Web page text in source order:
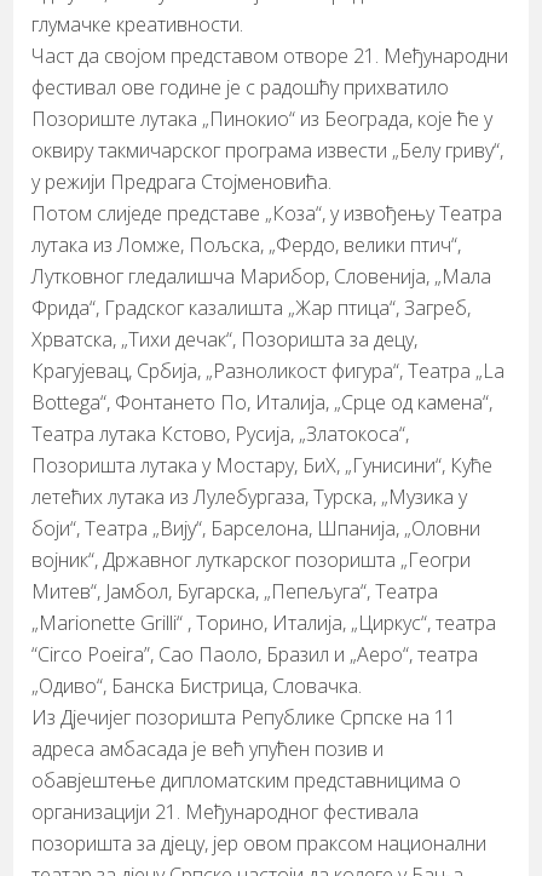
глумачкe креативности.
Част да својом представом отворе 21. Међународни
фестивал ове године је с радошћу прихватило
Позориште лутака „Пинокио“ из Београда, које ће у
оквиру такмичарског програма извести „Белу гриву“,
у режији Предрага Стојменовића.
Потом слиједе представе „Коза“, у извођењу Театра
лутака из Ломжe, Пољска, „Фердо, велики птич“,
Лутковног гледалишча Марибор, Словенија, „Мала
Фрида“, Градског казалишта „Жар птица“, Загреб,
Хрватска, „Тихи дечак“, Позоришта за децу,
Крагујевац, Србија, „Разноликост фигура“, Театра „La
Bottega“, Фонтането По, Италија, „Срце од камена“,
Театра лутака Кстово, Русија, „Златокоса“,
Позоришта лутака у Мостару, БиХ, „Гунисини“, Куће
летећих лутака из Лулебургаза, Турска, „Музика у
боји“, Театра „Вију“, Барселона, Шпанија, „Оловни
војник“, Државног луткарског позоришта „Геогри
Митев“, Јамбол, Бугарска, „Пепељуга“, Театра
„Marionette Grilli“ , Торино, Италија, „Циркус“, театра
“Circo Poeira”, Сао Паоло, Бразил и „Аеро“, театра
„Одиво“, Банска Бистрица, Словачка.
Из Дјечијег позоришта Републике Српске на 11
адреса амбасада је већ упућен позив и
обавјештење дипломатским представницима о
организацији 21. Међународног фестивала
позоришта за дјецу, јер овом праксом национални